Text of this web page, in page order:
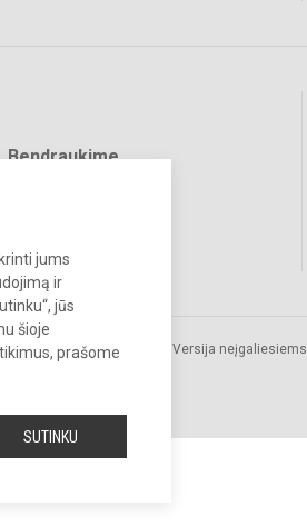
jums
ir
jūs
šioje
prašome
SUTINKU
Bendraukime
Versija neįgaliesiems